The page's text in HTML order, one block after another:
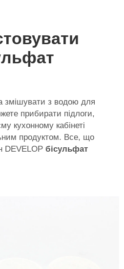
змішувати з водою для
прибирати підлоги,
кухонному кабінеті
продуктом. Все, що
DEVELOP бісульфат